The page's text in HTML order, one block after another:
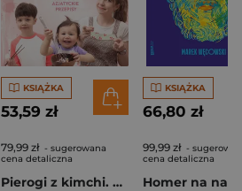
KSIĄŻKA
53,59 zł
79,99 zł - sugerowana
cena detaliczna
Pierogi z kimchi. Moje ulubione azjatyckie przepisy
KSIĄŻKA
66,80 zł
99,99 zł -
cena detaliczna